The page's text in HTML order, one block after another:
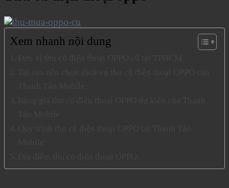
Xem nhanh nội dung